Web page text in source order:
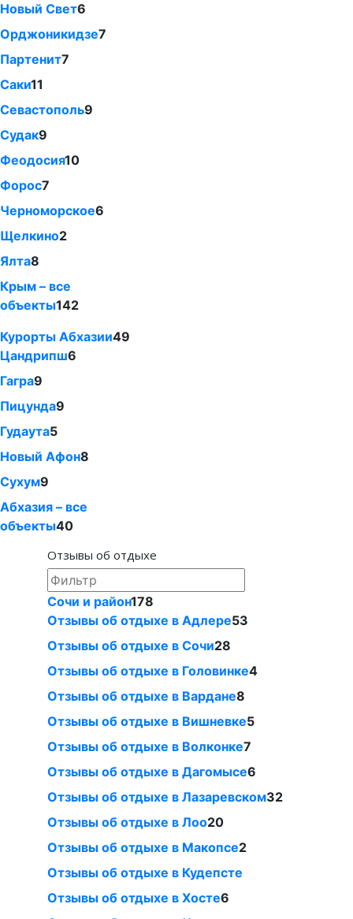
Новый Свет6
Орджоникидзе7
Партенит7
Саки11
Севастополь9
Судак9
Феодосия10
Форос7
Черноморское6
Щелкино2
Ялта8
Крым – все
объекты142
Курорты Абхазии49
Цандрипш6
Гагра9
Пицунда9
Гудаута5
Новый Афон8
Сухум9
Абхазия – все
объекты40
Отзывы об отдыхе
Сочи и район178
Отзывы об отдыхе в Адлере53
Отзывы об отдыхе в Сочи28
Отзывы об отдыхе в Головинке4
Отзывы об отдыхе в Вардане8
Отзывы об отдыхе в Вишневке5
Отзывы об отдыхе в Волконке7
Отзывы об отдыхе в Дагомысе6
Отзывы об отдыхе в Лазаревском32
Отзывы об отдыхе в Лоо20
Отзывы об отдыхе в Макопсе2
Отзывы об отдыхе в Кудепсте
Отзывы об отдыхе в Хосте6